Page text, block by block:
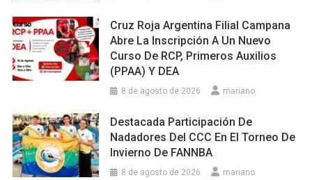
Cruz Roja Argentina Filial Campana
Abre La Inscripción A Un Nuevo
Curso De RCP, Primeros Auxilios
(PPAA) Y DEA
8 de agosto de 2026 mariano
Destacada Participación De
Nadadores Del CCC En El Torneo De
Invierno De FANNBA
8 de agosto de 2026 mariano